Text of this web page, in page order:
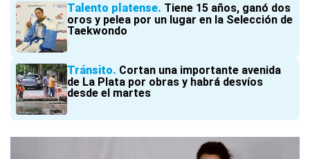
Talento platense Tiene 15 años, ganó dos
oros y pelea por un lugar en la Selección de
Taekwondo
Tránsito Cortan una importante avenida
de La Plata por obras y habrá desvíos
desde el martes